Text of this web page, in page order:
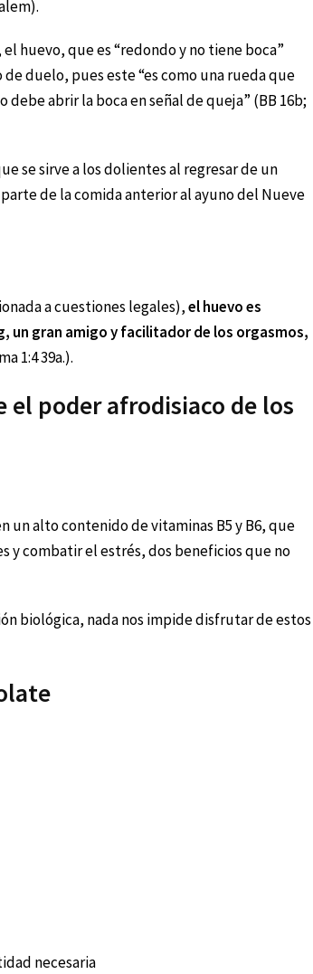
huevo, que es “redondo y no tiene boca”
duelo, pues este “es como una rueda que
abrir la boca en señal de queja” (BB 16b;
se sirve a los dolientes al regresar de un
de la comida anterior al ayuno del Nueve
a cuestiones legales),el huevo es
un gran amigo y facilitador de los orgasmos,
1:4 39a.).
el poder afrodisiaco de los
un alto contenido de vitaminas B5 y B6, que
y combatir el estrés, dos beneficios que no
biológica, nada nos impide disfrutar de estos
necesaria